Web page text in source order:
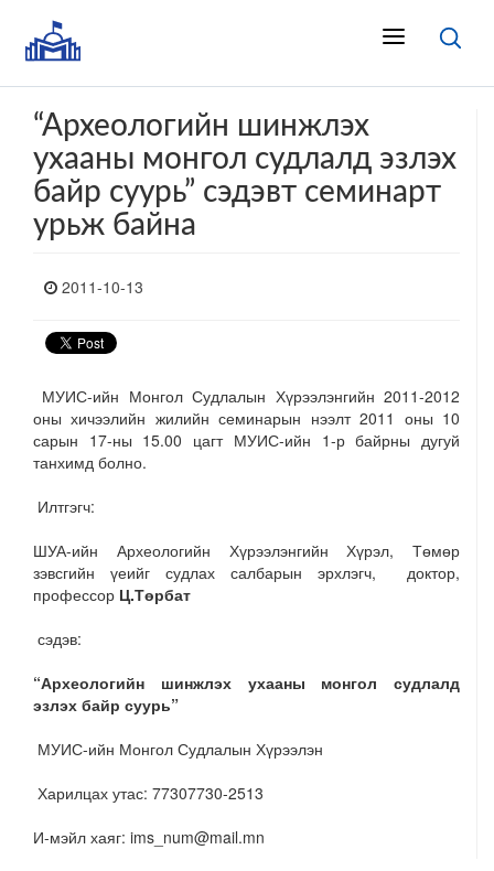
“Археологийн шинжлэх
ухааны монгол судлалд эзлэх
байр суурь” сэдэвт семинарт
урьж байна
2011-10-13
МУИС-ийн Монгол Судлалын Хүрээлэнгийн 2011-2012
оны хичээлийн жилийн семинарын нээлт 2011 оны 10
сарын 17-ны 15.00 цагт МУИС-ийн 1-р байрны дугуй
танхимд болно.
Илтгэгч:
ШУА-ийн Археологийн Хүрээлэнгийн Хүрэл, Төмөр
зэвсгийн үеийг судлах салбарын эрхлэгч, доктор,
профессор Ц.Төрбат
сэдэв:
“Археологийн шинжлэх ухааны монгол судлалд
эзлэх байр суурь”
МУИС-ийн Монгол Судлалын Хүрээлэн
Харилцах утас: 77307730-2513
И-мэйл хаяг: ims_num@mail.mn